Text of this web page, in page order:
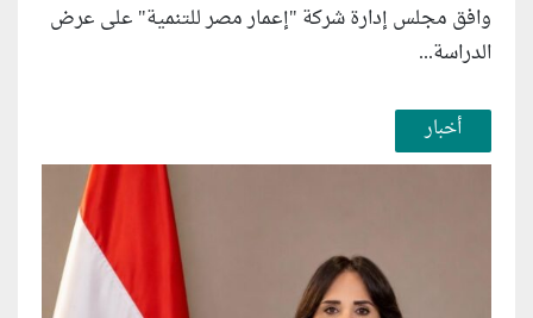
وافق مجلس إدارة شركة "إعمار مصر للتنمية" على عرض
الدراسة...
أخبار